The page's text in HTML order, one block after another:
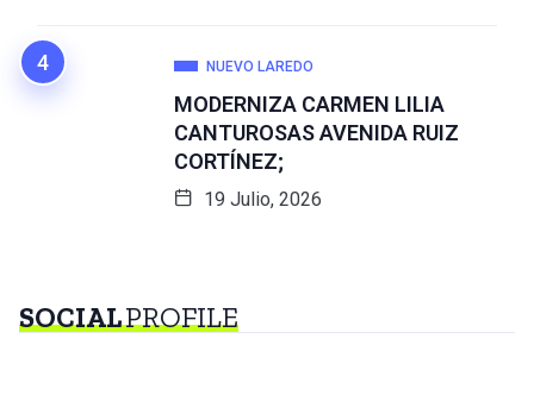
NUEVO LAREDO
MODERNIZA CARMEN LILIA
CANTUROSAS AVENIDA RUIZ
CORTÍNEZ;
19 Julio, 2026
SOCIALPROFILE